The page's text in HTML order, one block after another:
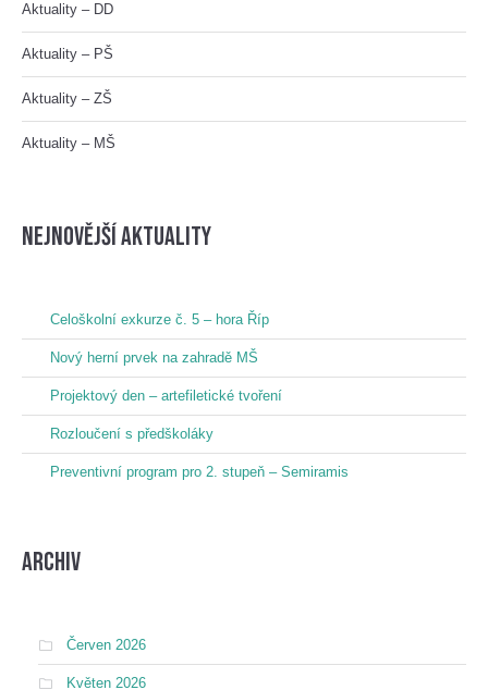
Aktuality – DD
Aktuality – PŠ
Aktuality – ZŠ
Aktuality – MŠ
nejnovější aktuality
Celoškolní exkurze č. 5 – hora Říp
Nový herní prvek na zahradě MŠ
Projektový den – artefiletické tvoření
Rozloučení s předškoláky
Preventivní program pro 2. stupeň – Semiramis
Archiv
Červen 2026
Květen 2026